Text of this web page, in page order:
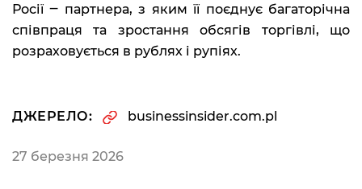
Росії ‒ партнера, з яким її поєднує багаторічна
співпраця та зростання обсягів торгівлі, що
розраховується в рублях і рупіях.
ДЖЕРЕЛО: businessinsider.com.pl
27 березня 2026